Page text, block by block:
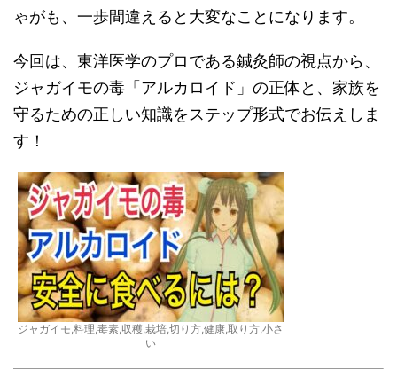
ゃがも、一歩間違えると大変なことになります。
今回は、東洋医学のプロである鍼灸師の視点から、
ジャガイモの毒「アルカロイド」の正体と、家族を
守るための正しい知識をステップ形式でお伝えしま
す！
ジャガイモ,料理,毒素,収穫,栽培,切り方,健康,取り方,小さ
い